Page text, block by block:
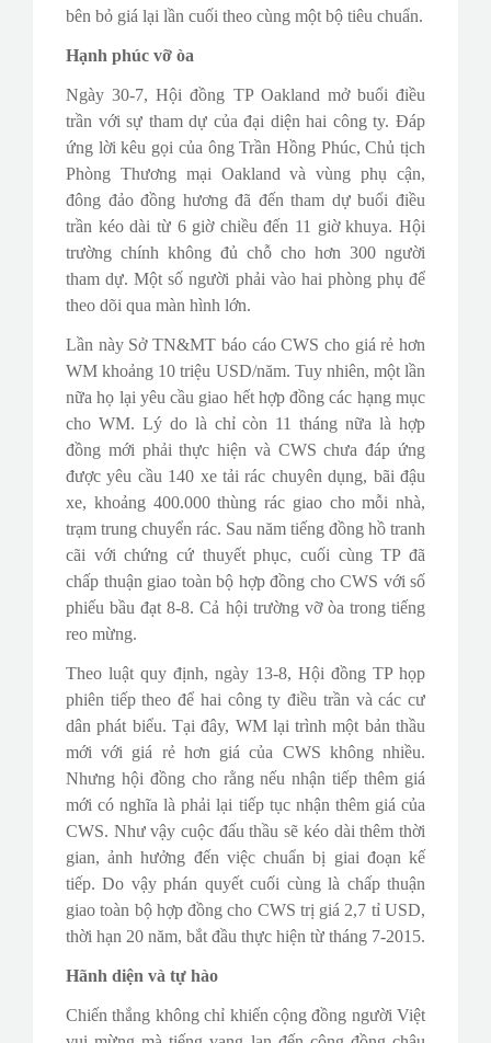
bên bỏ giá lại lần cuối theo cùng một bộ tiêu chuẩn.
Hạnh phúc vỡ òa
Ngày 30-7, Hội đồng TP Oakland mở buổi điều
trần với sự tham dự của đại diện hai công ty. Đáp
ứng lời kêu gọi của ông Trần Hồng Phúc, Chủ tịch
Phòng Thương mại Oakland và vùng phụ cận,
đông đảo đồng hương đã đến tham dự buổi điều
trần kéo dài từ 6 giờ chiều đến 11 giờ khuya. Hội
trường chính không đủ chỗ cho hơn 300 người
tham dự. Một số người phải vào hai phòng phụ để
theo dõi qua màn hình lớn.
Lần này Sở TN&MT báo cáo CWS cho giá rẻ hơn
WM khoảng 10 triệu USD/năm. Tuy nhiên, một lần
nữa họ lại yêu cầu giao hết hợp đồng các hạng mục
cho WM. Lý do là chỉ còn 11 tháng nữa là hợp
đồng mới phải thực hiện và CWS chưa đáp ứng
được yêu cầu 140 xe tải rác chuyên dụng, bãi đậu
xe, khoảng 400.000 thùng rác giao cho mỗi nhà,
trạm trung chuyển rác. Sau năm tiếng đồng hồ tranh
cãi với chứng cứ thuyết phục, cuối cùng TP đã
chấp thuận giao toàn bộ hợp đồng cho CWS với số
phiếu bầu đạt 8-8. Cả hội trường vỡ òa trong tiếng
reo mừng.
Theo luật quy định, ngày 13-8, Hội đồng TP họp
phiên tiếp theo để hai công ty điều trần và các cư
dân phát biểu. Tại đây, WM lại trình một bản thầu
mới với giá rẻ hơn giá của CWS không nhiều.
Nhưng hội đồng cho rằng nếu nhận tiếp thêm giá
mới có nghĩa là phải lại tiếp tục nhận thêm giá của
CWS. Như vậy cuộc đấu thầu sẽ kéo dài thêm thời
gian, ảnh hưởng đến việc chuẩn bị giai đoạn kế
tiếp. Do vậy phán quyết cuối cùng là chấp thuận
giao toàn bộ hợp đồng cho CWS trị giá 2,7 tỉ USD,
thời hạn 20 năm, bắt đầu thực hiện từ tháng 7-2015.
Hãnh diện và tự hào
Chiến thắng không chỉ khiến cộng đồng người Việt